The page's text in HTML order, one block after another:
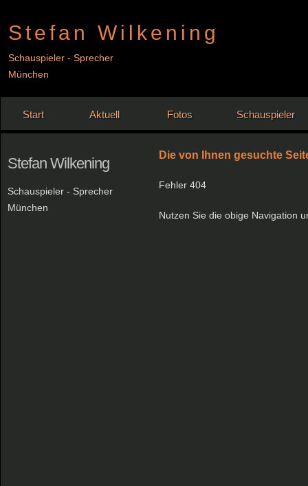
Stefan Wilkening
Schauspieler - Sprecher
München
Start Aktuell Fotos Schauspieler
Stefan Wilkening
Schauspieler - Sprecher
München
Die von Ihnen gesuchte
Fehler 404
Nutzen Sie die obige Navigation